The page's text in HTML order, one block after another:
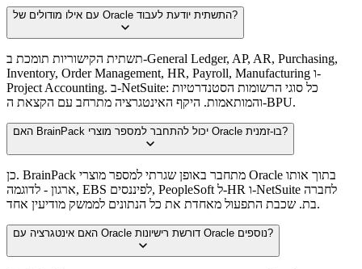
עם אילו מודולים של Oracle התשתית יודעת לעבוד?
תשתית הקישוריות תומכת ב-General Ledger, AP, AR, Purchasing,
Inventory, Order Management, HR, Payroll, Manufacturing ו-
Project Accounting. ב-NetSuite: כל סוגי הרשומות הסטנדרטיות
והמותאמות. היקף האינטגרציה מתרחב עם הקצאת ה-BPU.
האם BrainPack יכול להתחבר למספר מוצרי Oracle בו-זמנית?
כן. BrainPack מתחבר באופן שגרתי למספר מוצרי Oracle בתוך אותו
ארגון - לדוגמה, EBS לפיננסים, PeopleSoft ל-HR ו-NetSuite לחברה
בת. שכבת התפעול מאחדת את כל הנתונים לממשק מודיעין אחד.
האם אינטגרציה עם Oracle דורשת רישיונות Oracle נוספים?